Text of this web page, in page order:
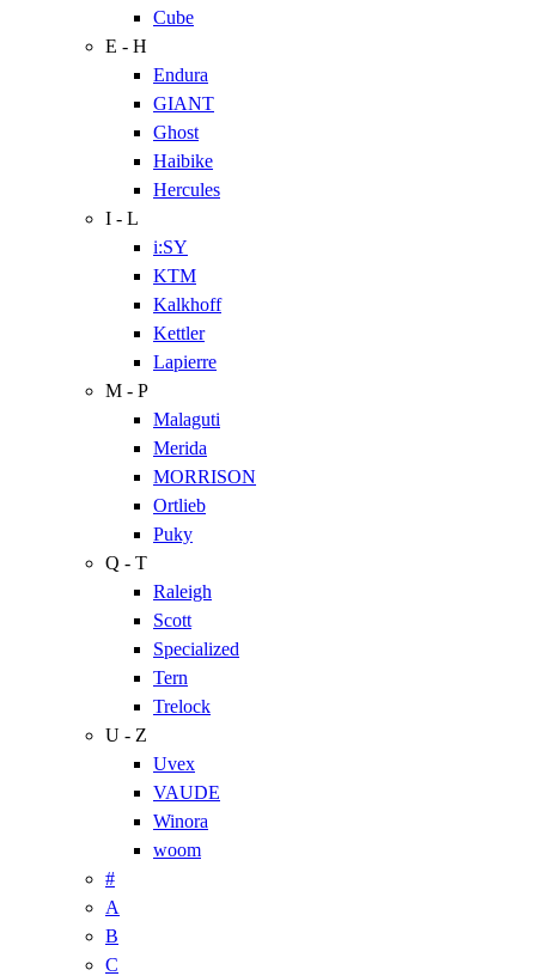
Cube
E - H
Endura
GIANT
Ghost
Haibike
Hercules
I - L
i:SY
KTM
Kalkhoff
Kettler
Lapierre
M - P
Malaguti
Merida
MORRISON
Ortlieb
Puky
Q - T
Raleigh
Scott
Specialized
Tern
Trelock
U - Z
Uvex
VAUDE
Winora
woom
#
A
B
C